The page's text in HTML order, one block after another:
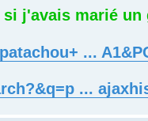
si j'avais marié un
...
...